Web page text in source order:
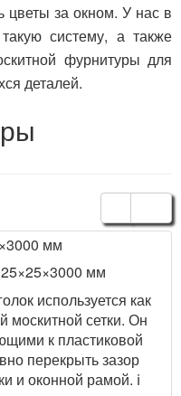
за окном. У нас в
систему, а также
фурнитуры для
деталей.
мм
используется как
москитной сетки. Он
к пластиковой
перекрыть зазор
и оконной рамой. ℹ️